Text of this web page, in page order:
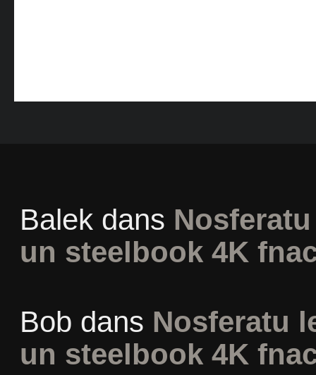
Balekdans
un steelbook 4K
Bob dans Nosferatu
un steelbook 4K